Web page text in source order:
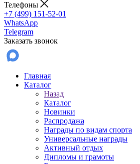
Телефоны
+7 (499) 151-52-01
WhatsApp
Telegram
Заказать звонок
Главная
Каталог
Назад
Каталог
Новинки
Распродажа
Награды по видам спорта
Универсальные награды
Активный отдых
Дипломы и грамоты